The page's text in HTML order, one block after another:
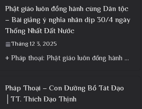
Phật giáo luôn đồng hành cùng Dân tộc
– Bài giảng ý nghĩa nhân dịp 30/4 ngày
Thống Nhất Đất Nước
Tháng 12 3, 2025
+ Pháp thoại: Phật giáo luôn đồng hành cùng Dân tộc – Bài giảng ý nghĩa nhân dịp 30/4 ngày
Pháp Thoại – Con Đường Bồ Tát Đạo
│TT. Thích Đạo Thịnh